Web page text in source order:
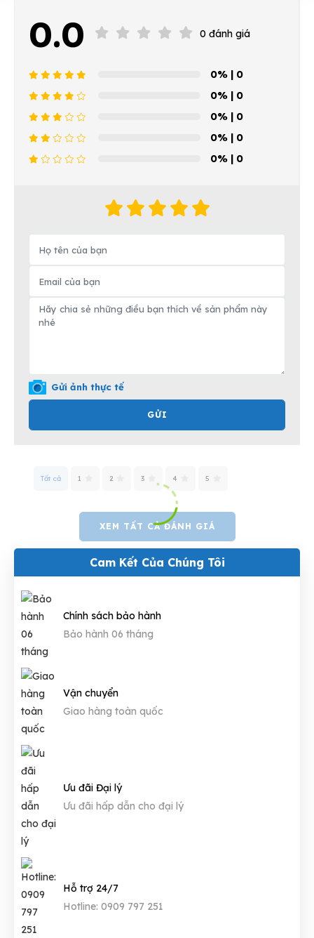
0.0 0 đánh giá
0% | 0
0% | 0
0% | 0
0% | 0
0% | 0
Gửi ảnh thực tế
GỬI
Tất cả 1 2 3 4 5
XEM TẤT CẢ ĐÁNH GIÁ
Cam Kết Của Chúng Tôi
Chính sách bảo hành
Bảo hành 06 tháng
Vận chuyển
Giao hàng toàn quốc
Ưu đãi Đại lý
Ưu đãi hấp dẫn cho đại lý
Hỗ trợ 24/7
Hotline: 0909 797 251